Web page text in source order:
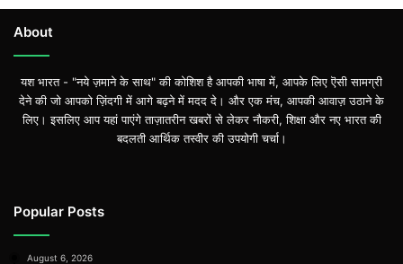
About
यश भारत - "नये ज़माने के साथ" की कोशिश है आपकी भाषा में, आपके लिए ऎसी सामग्री
देने की जो आपको ज़िंदगी में आगे बढ़ने में मदद दे। और एक मंच, आपकी आवाज़ उठाने के
लिए। इसलिए आप यहां पाएंगे ताज़ातरीन खबरों से लेकर नौकरी, शिक्षा और नए भारत की
बदलती आर्थिक तस्वीर की उपयोगी चर्चा।
Popular Posts
August 6, 2026